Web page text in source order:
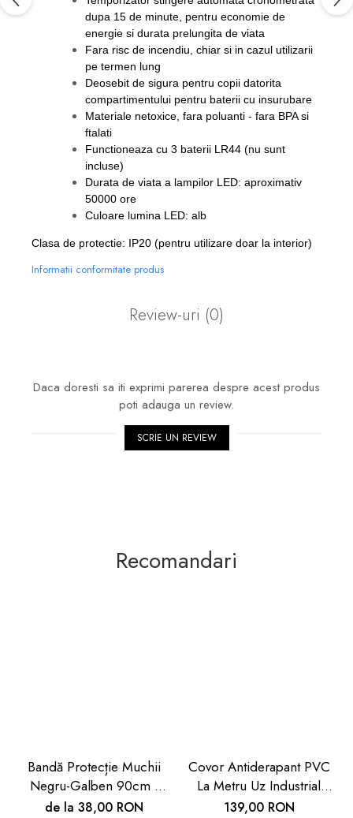
dupa 15 de minute, pentru economie de
energie si durata prelungita de viata
Fara risc de incendiu, chiar si in cazul utilizarii
pe termen lung
Deosebit de sigura pentru copii datorita
compartimentului pentru baterii cu insurubare
Materiale netoxice, fara poluanti - fara BPA si
ftalati
Functioneaza cu 3 baterii LR44 (nu sunt
incluse)
Durata de viata a lampilor LED: aproximativ
50000 ore
Culoare lumina LED: alb
Clasa de protectie: IP20 (pentru utilizare doar la interior)
Informatii conformitate produs
Review-uri (0)
Daca doresti sa iti exprimi parerea despre acest produs
poti adauga un review.
SCRIE UN REVIEW
Recomandari
Bandă Protecție Muchii
Negru-Galben 90cm |
Carboysafety
de la 38,00 RON
Covor Antiderapant PVC
La Metru Uz Industrial
Hoteluri | Carboysafety
139,00 RON